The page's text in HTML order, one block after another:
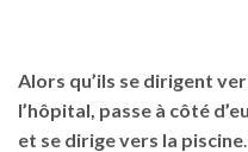
options
peuvent
être
Alors qu’ils se dirigent
l’hôpital, passe à côté
et se dirige vers la piscine